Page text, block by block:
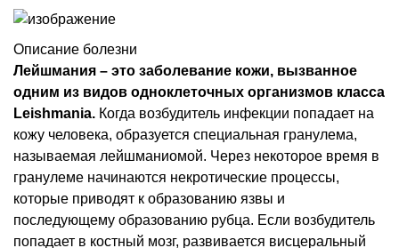
Описание болезни
Лейшмания – это заболевание кожи, вызванное
одним из видов одноклеточных организмов класса
Leishmania. Когда возбудитель инфекции попадает на
кожу человека, образуется специальная гранулема,
называемая лейшманиомой. Через некоторое время в
гранулеме начинаются некротические процессы,
которые приводят к образованию язвы и
последующему образованию рубца. Если возбудитель
попадает в костный мозг, развивается висцеральный